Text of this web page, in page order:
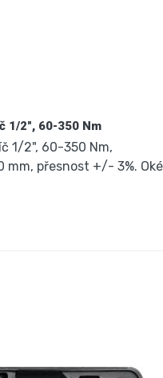
1/2", 60-350 Nm
1/2", 60-350 Nm,
mm, přesnost +/- 3%.